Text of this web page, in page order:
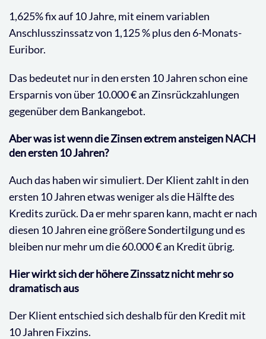
1,625% fix auf 10 Jahre, mit einem variablen
Anschlusszinssatz von 1,125 % plus den 6-Monats-
Euribor.
Das bedeutet nur in den ersten 10 Jahren schon eine
Ersparnis von über 10.000 € an Zinsrückzahlungen
gegenüber dem Bankangebot.
Aber was ist wenn die Zinsen extrem ansteigen NACH
den ersten 10 Jahren?
Auch das haben wir simuliert. Der Klient zahlt in den
ersten 10 Jahren etwas weniger als die Hälfte des
Kredits zurück. Da er mehr sparen kann, macht er nach
diesen 10 Jahren eine größere Sondertilgung und es
bleiben nur mehr um die 60.000 € an Kredit übrig.
Hier wirkt sich der höhere Zinssatz nicht mehr so
dramatisch aus
Der Klient entschied sich deshalb für den Kredit mit
10 Jahren Fixzins.